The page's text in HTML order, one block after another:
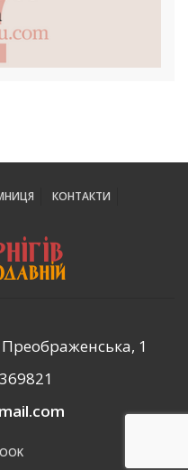
КОНТАКТИ
Преображенська, 1